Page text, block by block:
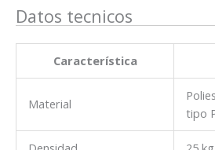
Datos tecnicos
Característica
Material
tipo